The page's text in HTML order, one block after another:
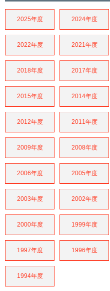
2025年度 2024年度
2022年度 2021年度
2018年度 2017年度
2015年度 2014年度
2012年度 2011年度
2009年度 2008年度
2006年度 2005年度
2003年度 2002年度
2000年度 1999年度
1997年度 1996年度
1994年度